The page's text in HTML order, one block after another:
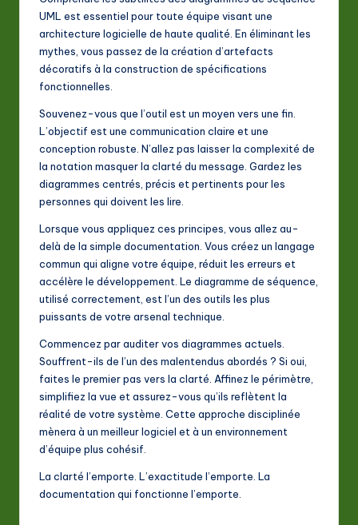
UML est essentiel pour toute équipe visant une
architecture logicielle de haute qualité. En éliminant les
mythes, vous passez de la création d’artefacts
décoratifs à la construction de spécifications
fonctionnelles.
Souvenez-vous que l’outil est un moyen vers une fin.
L’objectif est une communication claire et une
conception robuste. N’allez pas laisser la complexité de
la notation masquer la clarté du message. Gardez les
diagrammes centrés, précis et pertinents pour les
personnes qui doivent les lire.
Lorsque vous appliquez ces principes, vous allez au-
delà de la simple documentation. Vous créez un langage
commun qui aligne votre équipe, réduit les erreurs et
accélère le développement. Le diagramme de séquence,
utilisé correctement, est l’un des outils les plus
puissants de votre arsenal technique.
Commencez par auditer vos diagrammes actuels.
Souffrent-ils de l’un des malentendus abordés ? Si oui,
faites le premier pas vers la clarté. Affinez le périmètre,
simplifiez la vue et assurez-vous qu’ils reflètent la
réalité de votre système. Cette approche disciplinée
mènera à un meilleur logiciel et à un environnement
d’équipe plus cohésif.
La clarté l’emporte. L’exactitude l’emporte. La
documentation qui fonctionne l’emporte.